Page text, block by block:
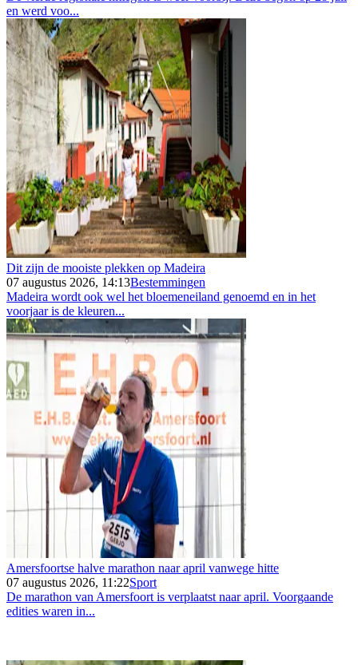
en werd voo...
Dit zijn de mooiste plekken op Madeira
07 augustus 2026, 14:13Bestemmingen
Madeira wordt ook wel het bloemeneiland genoemd en in het
voorjaar is de kleuren...
Amersfoortse halve marathon naar april vanwege hitte
07 augustus 2026, 11:22Sport
De marathon van Amersfoort is verplaatst naar april. Voorgaande
edities waren in...